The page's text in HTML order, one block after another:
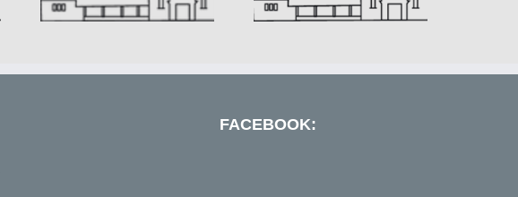
FACEBOOK: